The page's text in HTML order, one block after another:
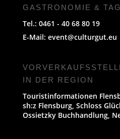
GASTRONOMIE &
Tel.: 0461 - 40 68 80 19
E-Mail: event@culturgut.eu
IN DER REGION
Touristinformationen
sh:z Flensburg, Schloss
Ossietzky Buchhandlung,